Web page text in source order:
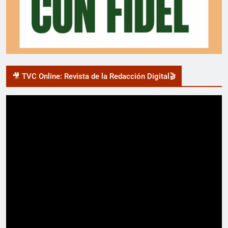
🎥 TVC Online: Revista de la Redacción Digital🎬